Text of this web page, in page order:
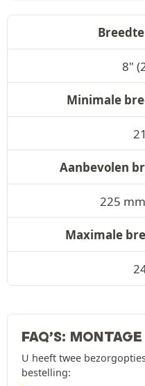
8"
Minimale
Aanbevolen
225
Maximale
FAQ’S: MONTAGE
U heeft twee
bestelling: